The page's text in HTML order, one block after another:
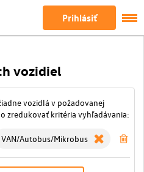
Prihlásiť
vozidiel
vozidlá v požadovanej
zredukovať kritéria vyhľadávania:
VAN/Autobus/Mikrobus